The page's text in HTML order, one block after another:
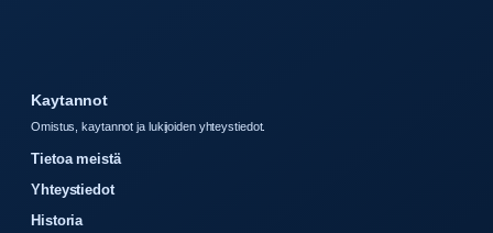
Kaytannot
Omistus, kaytannot ja lukijoiden yhteystiedot.
Tietoa meistä
Yhteystiedot
Historia